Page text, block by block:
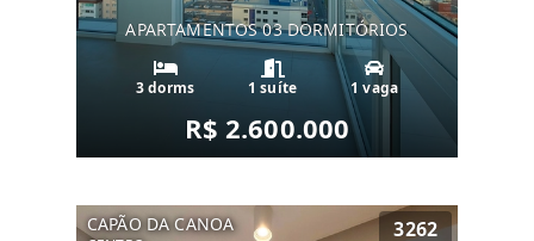
APARTAMENTOS 03 DORMITÓRIOS
3 dorms 1 suíte 1 vaga
R$ 2.600.000
CAPÃO DA CANOA 3262